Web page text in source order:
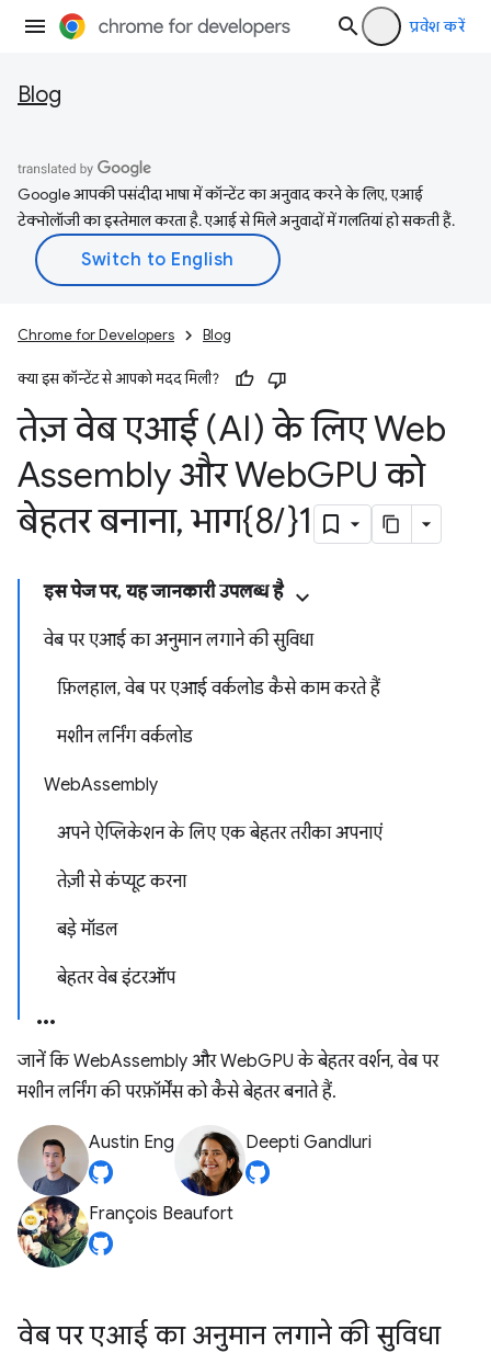
प्रवेश करें
Blog
Google आपकी पसंदीदा भाषा में कॉन्टेंट का अनुवाद करने के लिए, एआई
टेक्नोलॉजी का इस्तेमाल करता है. एआई से मिले अनुवादों में गलतियां हो सकती हैं.
Chrome for Developers Blog
क्या इस कॉन्टेंट से आपको मदद मिली?
तेज़ वेब एआई (AI) के लिए Web
Assembly और WebGPU को
बेहतर बनाना, भाग{8/}1
इस पेज पर, यह जानकारी उपलब्ध है
वेब पर एआई का अनुमान लगाने की सुविधा
फ़िलहाल, वेब पर एआई वर्कलोड कैसे काम करते हैं
मशीन लर्निंग वर्कलोड
WebAssembly
अपने ऐप्लिकेशन के लिए एक बेहतर तरीका अपनाएं
तेज़ी से कंप्यूट करना
बड़े मॉडल
बेहतर वेब इंटरऑप
जानें कि WebAssembly और WebGPU के बेहतर वर्शन, वेब पर
मशीन लर्निंग की परफ़ॉर्मेंस को कैसे बेहतर बनाते हैं.
Austin Eng Deepti Gandluri
François Beaufort
वेब पर एआई का अनुमान लगाने की सुविधा